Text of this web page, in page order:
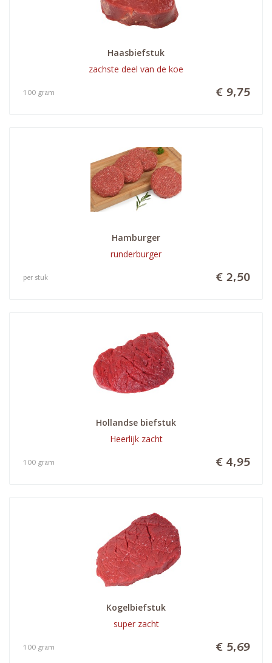
Haasbiefstuk
zachste deel van de koe
€ 9,75
100 gram
Hamburger
runderburger
€ 2,50
per stuk
Hollandse biefstuk
Heerlijk zacht
€ 4,95
100 gram
Kogelbiefstuk
super zacht
€ 5,69
100 gram